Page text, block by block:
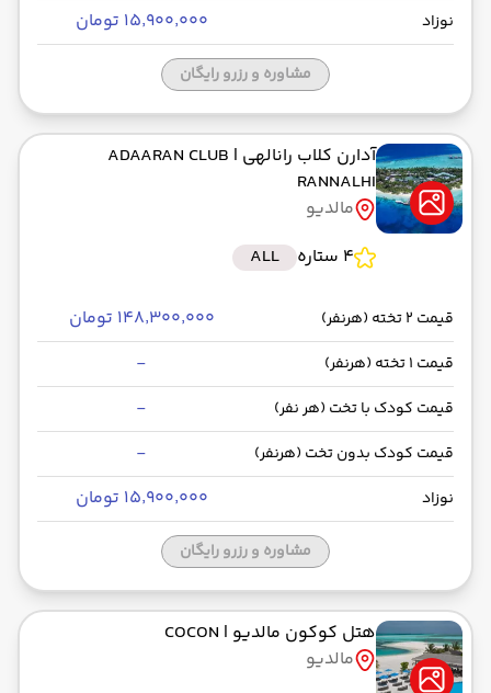
نوزاد ۱۵٬۹۰۰٬۰۰۰ تومان
مشاوره و رزرو رایگان
آدارن کلاب رانالهی | ADAARAN CLUB
RANNALHI
مالدیو
4 ستاره
ALL
قیمت 2 تخته (هرنفر) ۱۴۸٬۳۰۰٬۰۰۰ تومان
قیمت 1 تخته (هرنفر) -
قیمت کودک با تخت (هر نفر) -
قیمت کودک بدون تخت (هرنفر) -
نوزاد ۱۵٬۹۰۰٬۰۰۰ تومان
مشاوره و رزرو رایگان
هتل کوکون مالدیو | COCON
مالدیو